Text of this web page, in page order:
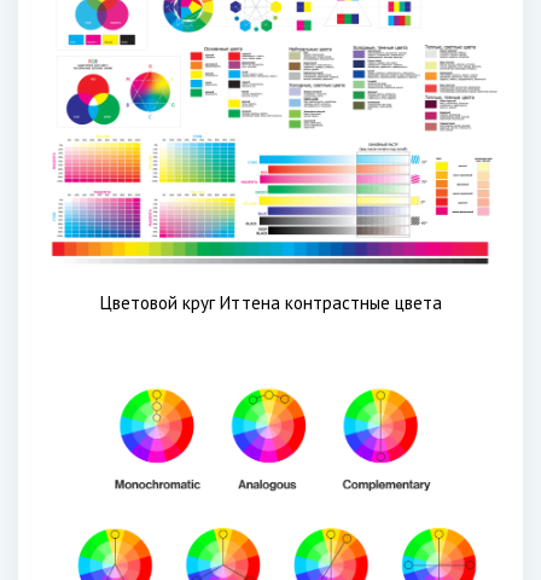
Цветовой круг Иттена контрастные цвета